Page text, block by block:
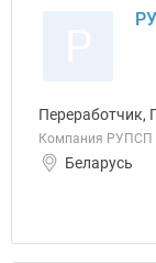
Переработчик,
Компания РУПСП
Беларусь